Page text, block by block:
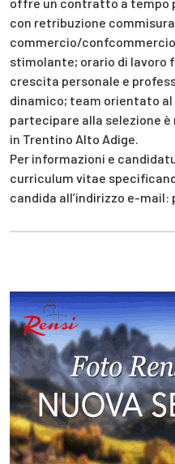
con retribuzione
commercio/
stimolante; orario di lavoro
crescita personale e
dinamico; team orientato al
partecipare alla selezione
in Trentino Alto Adige.
Per informazioni e
curriculum vitae
candida all’indirizzo e-